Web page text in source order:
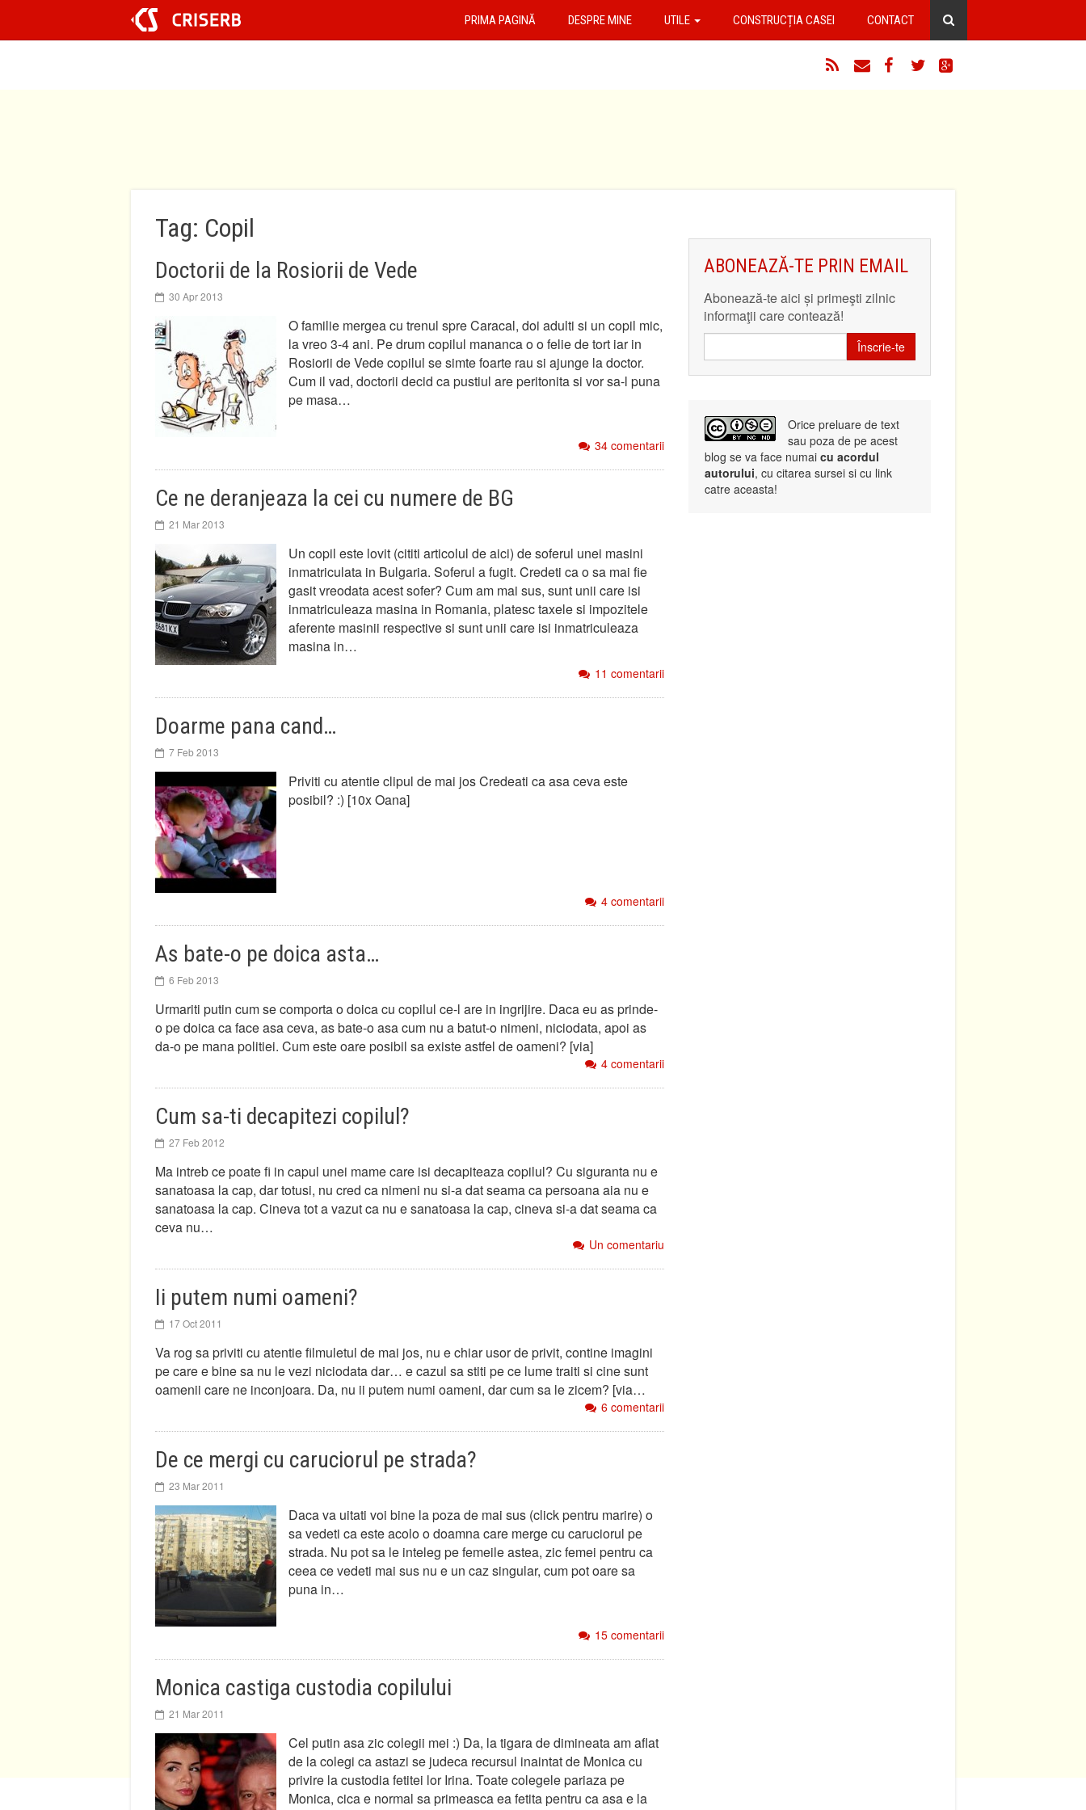
conținut
PRIMA PAGINĂ DESPRE MINE UTILE CONSTRUCȚIA CASEI CONTACT
Tag: Copil
Doctorii de la Rosiorii de Vede
30 Apr 2013
O familie mergea cu trenul spre Caracal, doi adulti si un copil mic,
la vreo 3-4 ani. Pe drum copilul mananca o o felie de tort iar in
Rosiorii de Vede copilul se simte foarte rau si ajunge la doctor.
Cum il vad, doctorii decid ca pustiul are peritonita si vor sa-l puna
pe masa…
34 comentarii
Ce ne deranjeaza la cei cu numere de BG
21 Mar 2013
Un copil este lovit (cititi articolul de aici) de soferul unei masini
inmatriculata in Bulgaria. Soferul a fugit. Credeti ca o sa mai fie
gasit vreodata acest sofer? Cum am mai sus, sunt unii care isi
inmatriculeaza masina in Romania, platesc taxele si impozitele
aferente masinii respective si sunt unii care isi inmatriculeaza
masina in…
11 comentarii
Doarme pana cand…
7 Feb 2013
Priviti cu atentie clipul de mai jos Credeati ca asa ceva este
posibil? :) [10x Oana]
4 comentarii
As bate-o pe doica asta…
6 Feb 2013
Urmariti putin cum se comporta o doica cu copilul ce-l are in ingrijire. Daca eu as prinde-
o pe doica ca face asa ceva, as bate-o asa cum nu a batut-o nimeni, niciodata, apoi as
da-o pe mana politiei. Cum este oare posibil sa existe astfel de oameni? [via]
4 comentarii
Cum sa-ti decapitezi copilul?
27 Feb 2012
Ma intreb ce poate fi in capul unei mame care isi decapiteaza copilul? Cu siguranta nu e
sanatoasa la cap, dar totusi, nu cred ca nimeni nu si-a dat seama ca persoana aia nu e
sanatoasa la cap. Cineva tot a vazut ca nu e sanatoasa la cap, cineva si-a dat seama ca
ceva nu…
Un comentariu
Ii putem numi oameni?
17 Oct 2011
Va rog sa priviti cu atentie filmuletul de mai jos, nu e chiar usor de privit, contine imagini
pe care e bine sa nu le vezi niciodata dar… e cazul sa stiti pe ce lume traiti si cine sunt
oamenii care ne inconjoara. Da, nu ii putem numi oameni, dar cum sa le zicem? [via…
6 comentarii
De ce mergi cu caruciorul pe strada?
23 Mar 2011
Daca va uitati voi bine la poza de mai sus (click pentru marire) o
sa vedeti ca este acolo o doamna care merge cu caruciorul pe
strada. Nu pot sa le inteleg pe femeile astea, zic femei pentru ca
ceea ce vedeti mai sus nu e un caz singular, cum pot oare sa
puna in…
15 comentarii
Monica castiga custodia copilului
21 Mar 2011
Cel putin asa zic colegii mei :) Da, la tigara de dimineata am aflat
de la colegi ca astazi se judeca recursul inaintat de Monica cu
privire la custodia fetitei lor Irina. Toate colegele pariaza pe
Monica, cica e normal sa primeasca ea fetita pentru ca asa e la
ABONEAZĂ-TE PRIN EMAIL
Abonează-te aici și primeşti zilnic
informaţii care contează!
Înscrie-te
Orice preluare de text
sau poza de pe acest
blog se va face numai cu acordul
autorului, cu citarea sursei si cu link
catre aceasta!